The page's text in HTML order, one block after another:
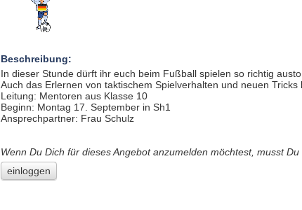
Beschreibung:
In dieser Stunde dürft ihr euch beim Fußball spielen so richtig
Auch das Erlernen von taktischem Spielverhalten und neuen Tricks
Leitung: Mentoren aus Klasse 10
Beginn: Montag 17. September in Sh1
Ansprechpartner: Frau Schulz
Wenn Du Dich für dieses Angebot anzumelden möchtest, musst Du
einloggen